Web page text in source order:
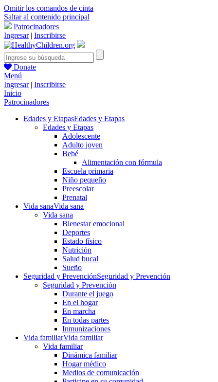
Omitir los comandos de cinta
Saltar al contenido principal
Patrocinadores
Ingresar| Inscribirse
Donate
Menú
Ingresar| Inscribirse
Inicio
Patrocinadores
Edades y EtapasEdades y Etapas
Edades y Etapas
Adolescente
Adulto joven
Bebé
Alimentación con fórmula
Escuela primaria
Niño pequeño
Preescolar
Prenatal
Vida sanaVida sana
Vida sana
Bienestar emocional
Deportes
Estado físico
Nutrición
Salud bucal
Sueño
Seguridad y PrevenciónSeguridad y Prevención
Seguridad y Prevención
Durante el juego
En el hogar
En marcha
En todas partes
Inmunizaciones
Vida familiarVida familiar
Vida familiar
Dinámica familiar
Hogar médico
Medios de comunicación